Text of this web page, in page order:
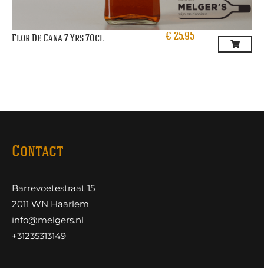
Flor De Cana 7 Yrs 70cl € 25,95
Contact
Barrevoetestraat 15
2011 WN Haarlem
info@melgers.nl
+31235313149